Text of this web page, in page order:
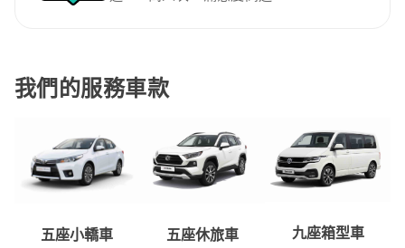
我們的服務車款
五座小轎車
五座休旅車
九座箱型車